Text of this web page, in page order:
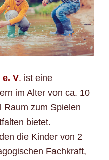
V. ist eine
im Alter von ca. 10
Raum zum Spielen
bietet.
die Kinder von 2
Fachkraft,